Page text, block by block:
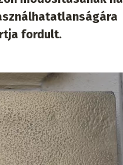
fordult.